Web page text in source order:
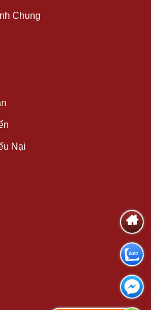
Chung
Nại